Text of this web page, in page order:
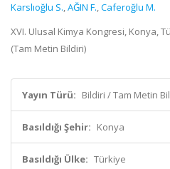
Karslıoğlu S.,AĞIN F.,Caferoğlu M.
XVI. Ulusal Kimya Kongresi, Konya,
(Tam Metin Bildiri)
Yayın Türü: Bildiri / Tam Metin
Basıldığı Şehir: Konya
Basıldığı Ülke: Türkiye